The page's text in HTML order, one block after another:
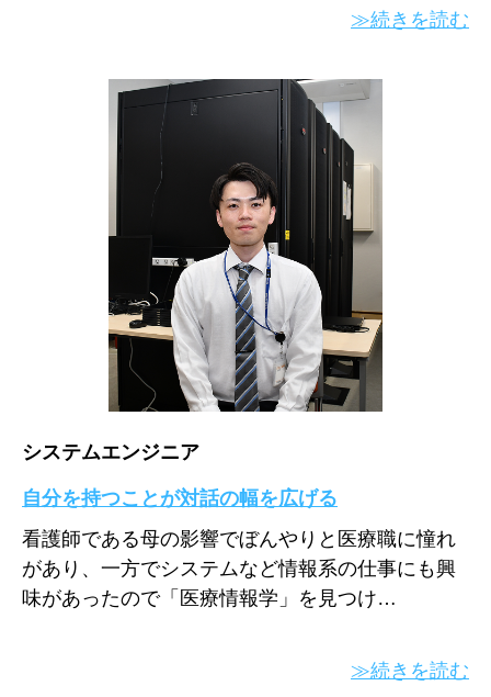
≫続きを読む
システムエンジニア
自分を持つことが対話の幅を広げる
看護師である母の影響でぼんやりと医療職に憧れ
があり、一方でシステムなど情報系の仕事にも興
味があったので「医療情報学」を見つけ…
≫続きを読む